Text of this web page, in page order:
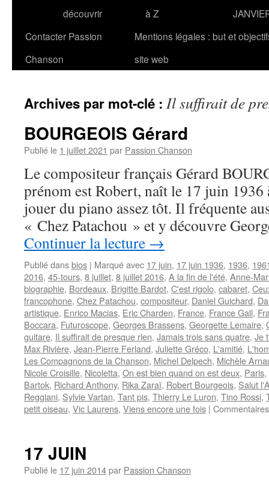
découvrir
à Z
Contacter Passion
Chanson
Mentions légales : but et
site web
Archives par mot-clé : Il suffirait de
BOURGEOIS Gérard
Publié le 1 juillet 2021 par Passion Chanson
Le compositeur français Gérard
prénom est Robert, naît le 17 juin 1936
jouer du piano assez tôt. Il fréquente
« Chez Patachou » et y découvre
Continuer la lecture →
Publié dansbios | Marqué avec 17 juin, 17 juin 1936, 1936,
2016, 45-tours, 8 juillet, 8 juillet 2016, A la fin de l'été, Anne-
biographie, Bordeaux, Brigitte Bardot, C'est rigolo, cabaret,
francophone, Chez Patachou, compositeur, Daniel Guichard,
artistique, Enrico Macias, Eric Charden, France, France Gall,
Boccara, Futuroscope, Georges Brassens, Georgette Lemaire,
guitare, Il suffirait de presque rien, Jamais trois sans quatre, Je
Max Rivière, Jean-Pierre Ferland, Juliette Gréco, L'amitié,
Les Compagnons de la Chanson, Michel Delpech, Michèle
Nicole Croisille, Nicoletta, On est bien quand on est deux, Paris,
Bartok, Richard Anthony, Rika Zaraï, Robert Bourgeois, Salut
Reggiani, Sylvie Vartan, Tant pis, Thierry Le Luron, Tino Rossi,
petit oiseau, Vic Laurens, Viens encore une fois |
17 JUIN
Publié le 17 juin 2014par Passion Chanson